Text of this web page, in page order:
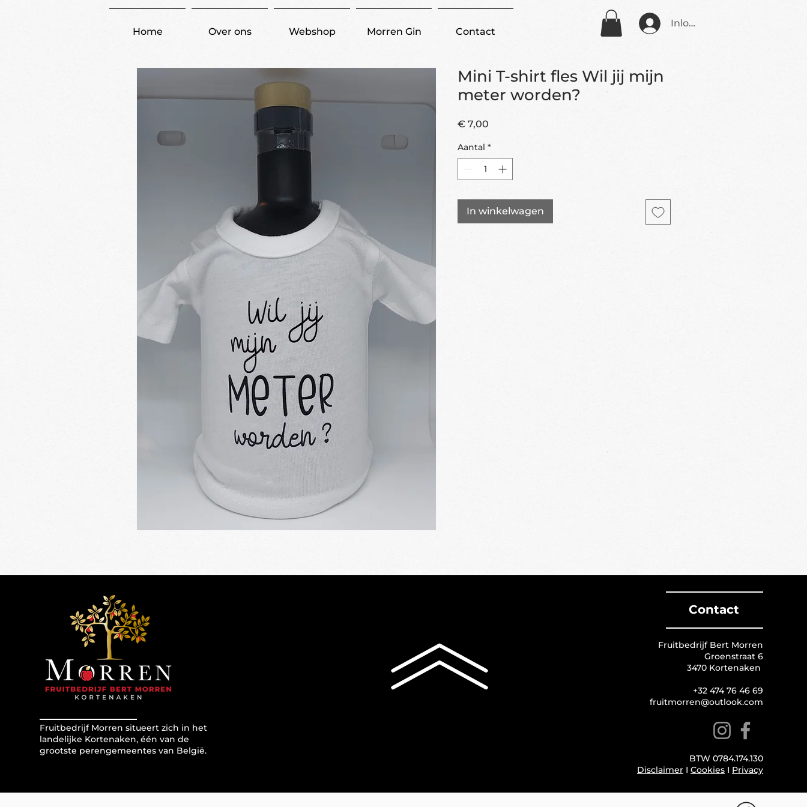
Home Over ons Webshop Morren Gin Contact
Inloggen
Mini T-shirt fles Wil jij mijn
meter worden?
€ 7,00
Aantal *
In winkelwagen
Fruitbedrijf Morren situeert zich in het
landelijke Kortenaken, één van de
grootste perengemeentes van België.
Contact
Fruitbedrijf Bert Morren
Groenstraat 6
3470 Kortenaken
+32 474 76 46 69
fruitmorren@outlook.com
BTW 0784.174.130
Disclaimer I Cookies I Privacy